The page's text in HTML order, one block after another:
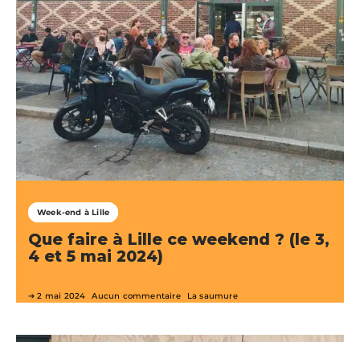
Week-end à Lille
Que faire à Lille ce weekend ? (le 3,
4 et 5 mai 2024)
2 mai 2024 Aucun commentaire La saumure